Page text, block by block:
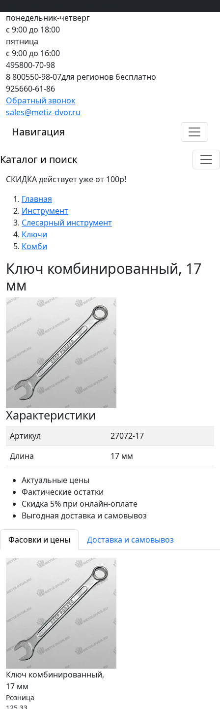
понедельник-четверг
с 9:00 до 18:00
пятница
с 9:00 до 16:00
495800-70-98
8 800550-98-07для регионов бесплатно
925660-61-86
Обратный звонок
sales@metiz-dvor.ru
Навигация
Каталог и поиск
СКИДКА действует уже от 100р!
Главная
Инструмент
Слесарный инструмент
Ключи
Комби
Ключ комбинированный, 17
мм
Характеристики
Артикул
27072-17
Длина
17 мм
Актуальные цены
Фактические остатки
Скидка 5% при онлайн-оплате
Выгодная доставка и самовывоз
Фасовки и цены Доставка и самовывоз
Ключ комбинированный,
17 мм
Розница